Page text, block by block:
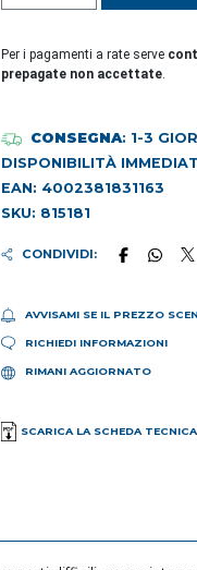
Per i pagamenti a rate serve
prepagate non accettate.
CONSEGNA: 1-3
DISPONIBILITÀ
EAN: 4002381831163
SKU: 815181
CONDIVIDI:
AVVISAMI SE IL PREZZO
RICHIEDI INFORMAZIONI
RIMANI AGGIORNATO
SCARICA LA SCHEDA